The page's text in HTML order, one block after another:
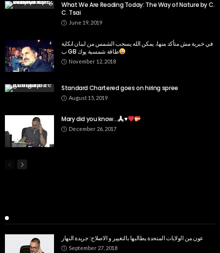
What We Are Reading Today: The Way of Nature by C.
C. Tsai
June 19, 2019
في خبرية مش متأكد منها، يمكن الله يسحب الشمس من لبنان انكاية
ب GB طاقة شمسية يوك
November 12, 2018
Standard Chartered goes on hiring spree
August 15, 2019
Mary did you know… ♥️
December 26, 2017
عون من الولايات المتحدة يطالبها بالتغيير و الاصلاح: جريدة النهار
September 27, 2018